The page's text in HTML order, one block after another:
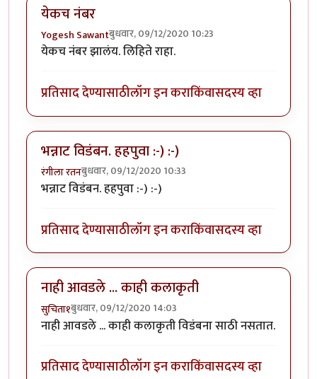
येकच नंबर
Yogesh Sawantबुधवार, 09/12/2020 10:23
येकच नंबर झालंय. लिहिते राहा.
प्रतिसाद देण्यासाठीलॉग इन कराकिंवासदस्य व्हा
भन्नाट विडंबन. हहपुवा :-) :-)
रंगीला रतनबुधवार, 09/12/2020 10:33
भन्नाट विडंबन. हहपुवा :-) :-)
प्रतिसाद देण्यासाठीलॉग इन कराकिंवासदस्य व्हा
नाही आवडले ... काही कलाकृती
सुचिता१बुधवार, 09/12/2020 14:03
नाही आवडले ... काही कलाकृती विडंबना साठी नसतात.
प्रतिसाद देण्यासाठीलॉग इन कराकिंवासदस्य व्हा